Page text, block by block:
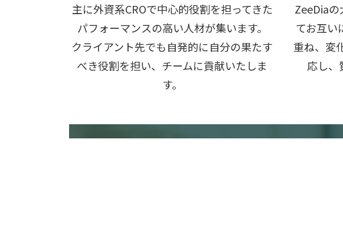
主に外資系CROで中心的役割を担ってきた
パフォーマンスの高い人材が集います。
クライアント先でも自発的に自分の果たす
べき役割を担い、チームに貢献いたしま
す。
ZeeDia
てお互い
重ね、変
応し、